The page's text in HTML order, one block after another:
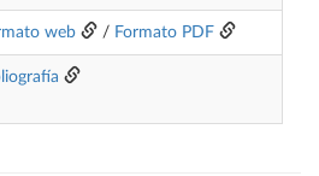
web / Formato PDF